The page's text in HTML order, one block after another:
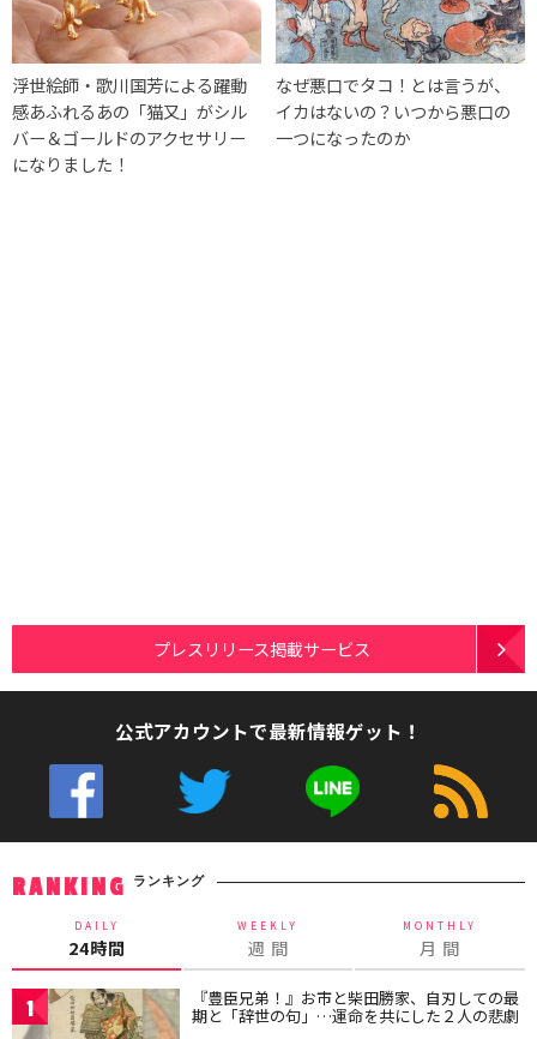
浮世絵師・歌川国芳による躍動
感あふれるあの「猫又」がシル
バー＆ゴールドのアクセサリー
になりました！
なぜ悪口でタコ！とは言うが、
イカはないの？いつから悪口の
一つになったのか
プレスリリース掲載サービス
公式アカウントで最新情報ゲット！
RANKING ランキング
DAILY
24時間
WEEKLY
週 間
MONTHLY
月 間
1 『豊臣兄弟！』お市と柴田勝家、自刃しての最
期と「辞世の句」…運命を共にした２人の悲劇